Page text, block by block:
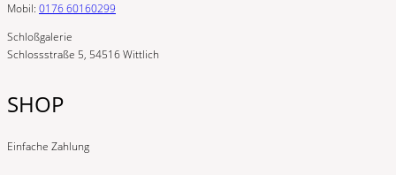
Mobil: 0176 60160299
Schloßgalerie
Schlossstraße 5, 54516 Wittlich
SHOP
Einfache Zahlung